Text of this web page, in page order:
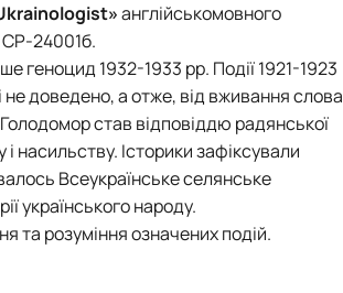
англійськомовного
СР-24001б.
геноцид 1932-1933 рр. Події 1921-1923
не доведено, а отже, від вживання слова
став відповіддю радянської
насильству. Історики зафіксували
Всеукраїнське селянське
українського народу.
та розуміння означених подій.